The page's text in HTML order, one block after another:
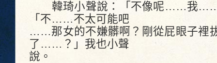
韓琦小聲說：「不像呢……我
「不……不太可能吧
……那女的不嫌髒啊？剛從屁眼子
了……？」我也小聲
說。